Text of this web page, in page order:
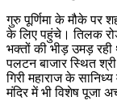
गुरु पूर्णिमा के मौके पर
के लिए पहुंचे। तिलक
भक्तों की भीड़ उमड़
पलटन बाजार स्थित
गिरी महाराज के
मंदिर में भी विशेष पूजा